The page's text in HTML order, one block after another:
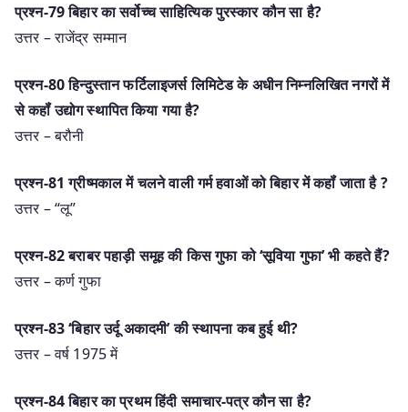
प्रश्न-79 बिहार का सर्वोच्च साहित्यिक पुरस्कार कौन सा है?
उत्तर – राजेंद्र सम्मान
प्रश्न-80 हिन्दुस्तान फर्टिलाइजर्स लिमिटेड के अधीन निम्नलिखित नगरों में
से कहॉं उद्योग स्थापित किया गया है?
उत्तर – बरौनी
प्रश्न-81 ग्रीष्मकाल में चलने वाली गर्म हवाओं को बिहार में कहॉं जाता है ?
उत्तर – “लू”
प्रश्न-82 बराबर पहाड़ी समूह की किस गुफा को ‘सूविया गुफा’ भी कहते हैं?
उत्तर – कर्ण गुफा
प्रश्न-83 ‘बिहार उर्दू अकादमी’ की स्थापना कब हुई थी?
उत्तर – वर्ष 1975 में
प्रश्न-84 बिहार का प्रथम हिंदी समाचार-पत्र कौन सा है?